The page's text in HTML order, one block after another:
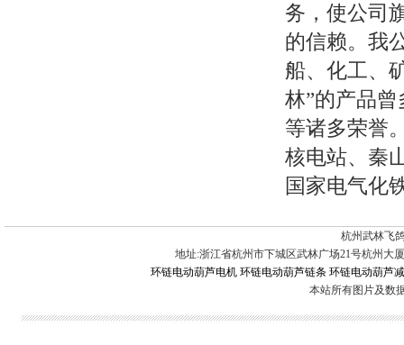
务，使公司
的信赖。我
船、化工、
林”的产品
等诸多荣誉
核电站、秦
国家电气化
杭州武林飞
地址:浙江省杭州市下城区武林广场21号杭州大厦
环链电动葫芦电机 环链电动葫芦链条 环链电动葫芦
本站所有图片及数